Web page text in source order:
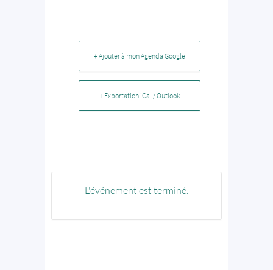
+ Ajouter à mon Agenda Google
+ Exportation iCal / Outlook
L'événement est terminé.